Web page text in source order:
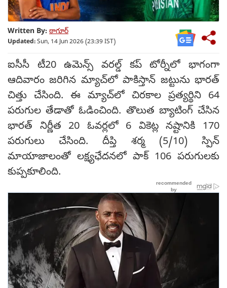
Written By: ఠాగూర్
Updated:Sun, 14 Jun 2026 (23:39 IST)
ఐసీసీ టీ20 ఉమెన్స్ వరల్డ్ కప్ టోర్నీలో భాగంగా
ఆదివారం జరిగిన మ్యాచ్‌లో పాకిస్తాన్ జట్టును భారత్
చిత్తు చేసింది. ఈ మ్యాచ్‌లో చిరకాల ప్రత్యర్థిని 64
పరుగుల తేడాతో ఓడించింది. తొలుత బ్యాటింగ్ చేసిన
భారత్ నిర్ణీత 20 ఓవర్లలో 6 వికెట్ల నష్టానికి 170
పరుగులు చేసింది. దీప్తి శర్మ (5/10) స్పిన్
మాయాజాలంతో లక్ష్యఛేదనలో పాక్ 106 పరుగులకు
కుప్పకూలింది.